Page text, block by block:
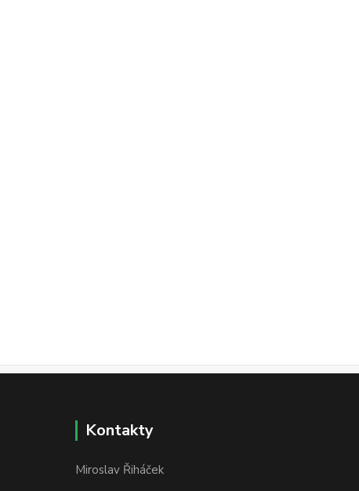
Kontakty
Miroslav Řiháček